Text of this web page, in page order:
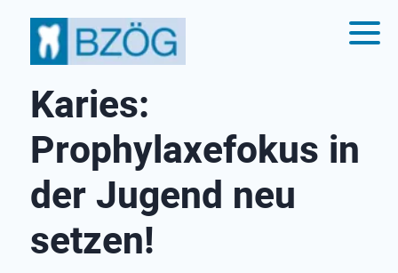
Karies:
Prophylaxefokus in
der Jugend neu
setzen!